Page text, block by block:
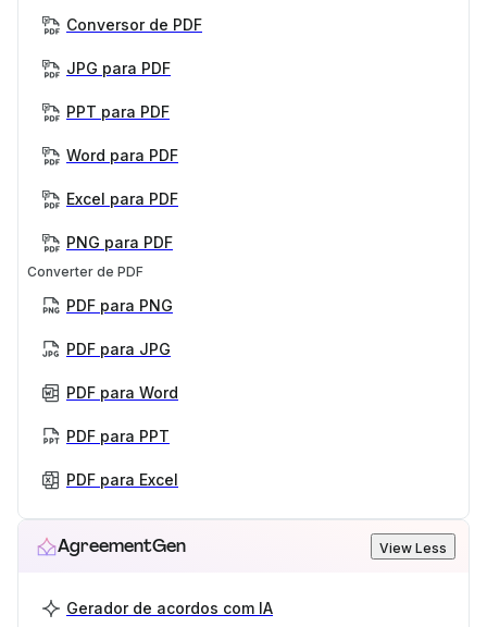
Conversor de PDF
JPG para PDF
PPT para PDF
Word para PDF
Excel para PDF
PNG para PDF
Converter de PDF
PDF para PNG
PDF para JPG
PDF para Word
PDF para PPT
PDF para Excel
AgreementGen View Less
Gerador de acordos com IA